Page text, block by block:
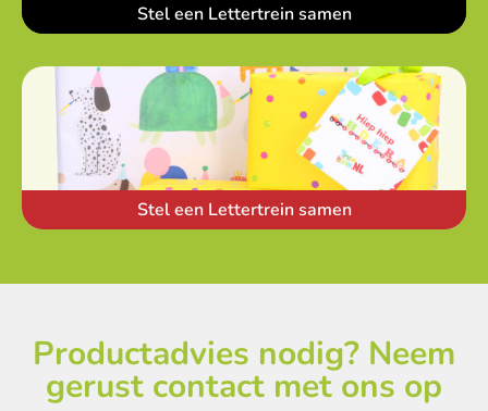
Stel een Lettertrein samen
Stel een Lettertrein samen
Productadvies nodig? Neem
gerust contact met ons op